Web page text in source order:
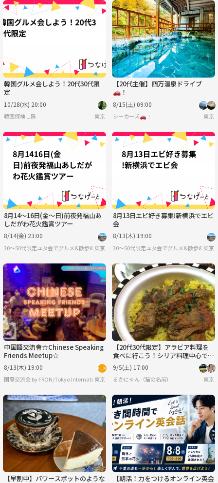
韓国グルメ会しよう！20代30代限
定
10/28(水) 20:00
韓国探検し隊 東京
【20代主催】四万温泉ドライブ
🚗！
8/15(土) 09:00
シーカーズ🚗！ 東京
8月14〜16日(金〜日)前夜発福山あ
しだがわ花火鑑賞ツアー
8/14(金) 23:00
30〜50代限定ユタ会でグルメ&散歩&旅行を楽しもう
東京
8月13日エビ好き募集!新横浜でエビ
会
8/13(木) 19:00
30〜50代限定ユタ会でグルメ&散歩&旅行
東京
中国語交流會☆Chinese Speaking
Friends Meetup☆
8/13(木) 19:00
国際交流会 by FRON/Tokyo International Friends since.2015【event
東京
【20代30代限定】アラビア料理を
食べに行こう！シリア料理中心です
🌸🌸
9/5(土) 17:00
るかにゃん（猫の名前） 東京
【早割中】パワースポットのような
【朝活！力をつけるオンライン英会